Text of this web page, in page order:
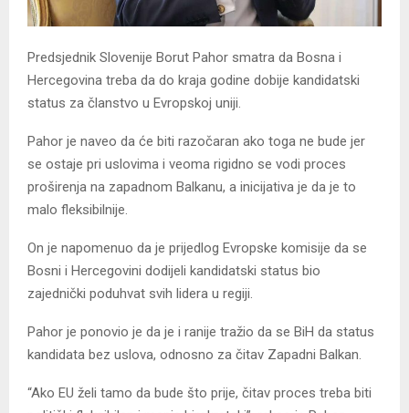
Predsjednik Slovenije Borut Pahor smatra da Bosna i
Hercegovina treba da do kraja godine dobije kandidatski
status za članstvo u Evropskoj uniji.
Pahor je naveo da će biti razočaran ako toga ne bude jer
se ostaje pri uslovima i veoma rigidno se vodi proces
proširenja na zapadnom Balkanu, a inicijativa je da je to
malo fleksibilnije.
On je napomenuo da je prijedlog Evropske komisije da se
Bosni i Hercegovini dodijeli kandidatski status bio
zajednički poduhvat svih lidera u regiji.
Pahor je ponovio je da je i ranije tražio da se BiH da status
kandidata bez uslova, odnosno za čitav Zapadni Balkan.
“Ako EU želi tamo da bude što prije, čitav proces treba biti